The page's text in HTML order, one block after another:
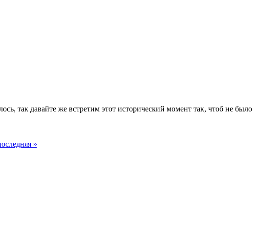
так давайте же встретим этот исторический момент так, чтоб не было
»